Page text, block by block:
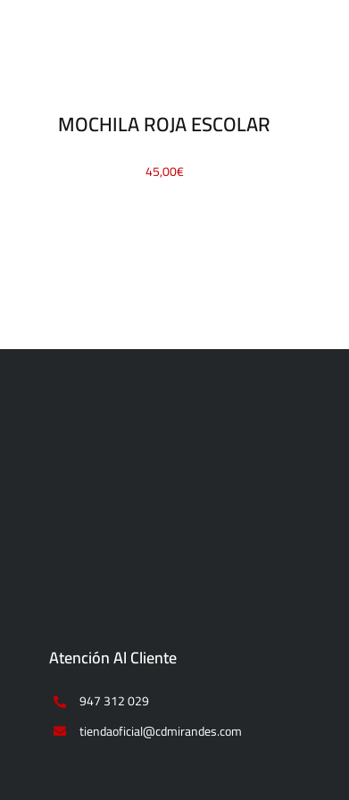
MOCHILA ROJA ESCOLAR
45,00€
Atención Al Cliente
947 312 029
tiendaoficial@cdmirandes.com